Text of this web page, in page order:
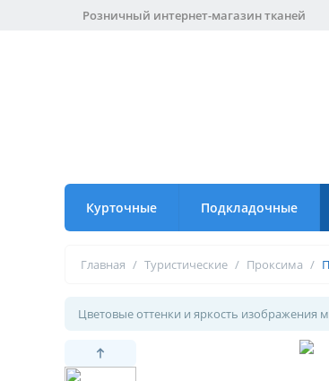
Розничный интернет-магазин тканей
Курточные Подкладочные
Главная / Туристические / Проксима /
Цветовые оттенки и яркость изображения